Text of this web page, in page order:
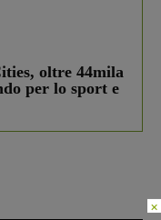
oltre 44mila
per lo sport e
×